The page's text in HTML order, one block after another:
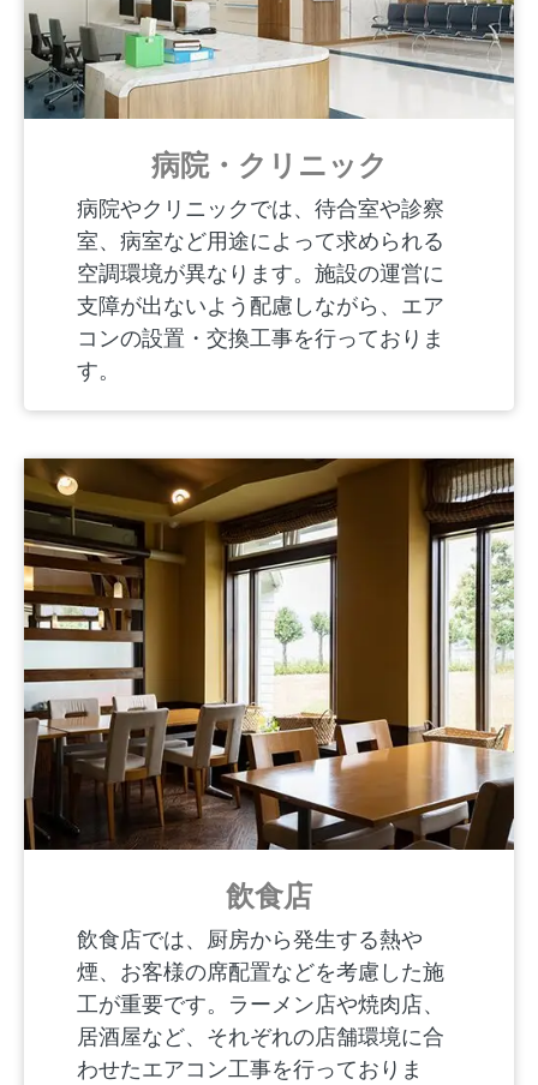
病院・クリニック
病院やクリニックでは、待合室や診察
室、病室など用途によって求められる
空調環境が異なります。施設の運営に
支障が出ないよう配慮しながら、エア
コンの設置・交換工事を行っておりま
す。
飲食店
飲食店では、厨房から発生する熱や
煙、お客様の席配置などを考慮した施
工が重要です。ラーメン店や焼肉店、
居酒屋など、それぞれの店舗環境に合
わせたエアコン工事を行っておりま